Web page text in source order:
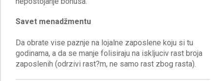
Savet menadžmentu
Da obrate vise paznje na lojalne zaposlene koju si tu
godinama, a da se manje folisiraju na iskljuciv rast broja